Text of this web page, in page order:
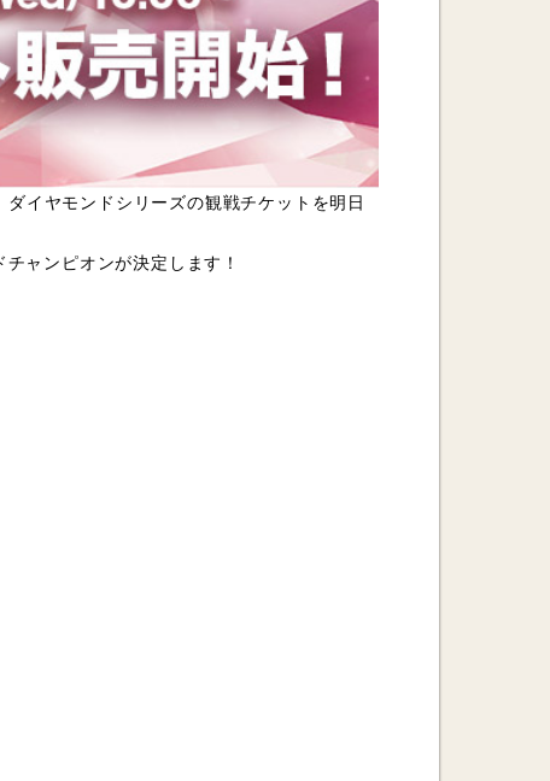
イヤモンドシリーズの観戦チケットを明日
ャンピオンが決定します！